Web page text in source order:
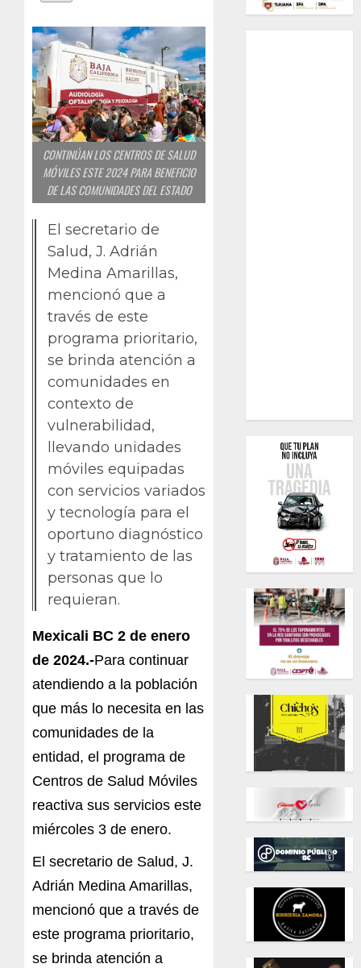
CONTINÚAN LOS CENTROS DE SALUD
MÓVILES ESTE 2024 PARA BENEFICIO
DE LAS COMUNIDADES DEL ESTADO
El secretario de
Salud, J. Adrián
Medina Amarillas,
mencionó que a
través de este
programa prioritario,
se brinda atención a
comunidades en
contexto de
vulnerabilidad,
llevando unidades
móviles equipadas
con servicios variados
y tecnología para el
oportuno diagnóstico
y tratamiento de las
personas que lo
requieran.
Mexicali BC 2 de enero
de 2024.-Para continuar
atendiendo a la población
que más lo necesita en las
comunidades de la
entidad, el programa de
Centros de Salud Móviles
reactiva sus servicios este
miércoles 3 de enero.
El secretario de Salud, J.
Adrián Medina Amarillas,
mencionó que a través de
este programa prioritario,
se brinda atención a